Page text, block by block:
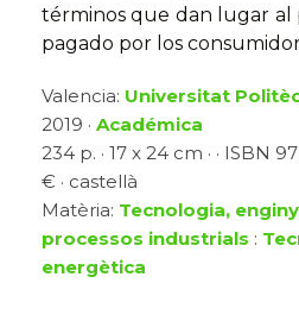
términos que dan lugar al
pagado por los
Valencia: Universitat
2019 · Académica
234 p. · 17 x 24 cm · · ISBN
€ · castellà
Matèria: Tecnologia,
processos industrials :
energètica